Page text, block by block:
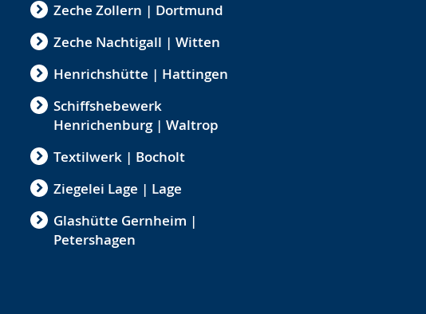
Zeche Zollern | Dortmund
Zeche Nachtigall | Witten
Henrichshütte | Hattingen
Schiffshebewerk
Henrichenburg | Waltrop
Textilwerk | Bocholt
Ziegelei Lage | Lage
Glashütte Gernheim |
Petershagen